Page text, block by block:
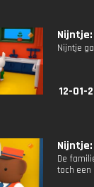
Nijntje
12-01-
De
toch een